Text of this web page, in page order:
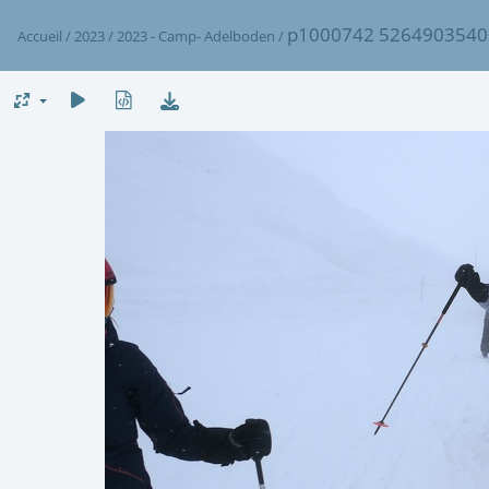
Accueil /2023/2023 - Camp- Adelboden / p1000742